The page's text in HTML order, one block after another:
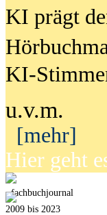
KI prägt
KI-
u.v.m.
[mehr]
Hier geht
fachbuchjournal
2009 bis 2023